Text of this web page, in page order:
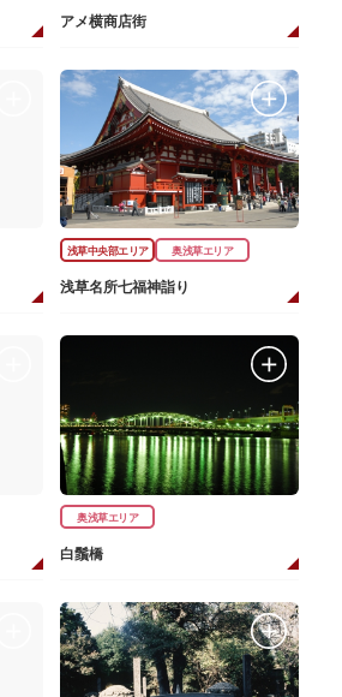
アメ横商店街
浅草中央部エリア 奥浅草エリア
浅草名所七福神詣り
奥浅草エリア
白鬚橋